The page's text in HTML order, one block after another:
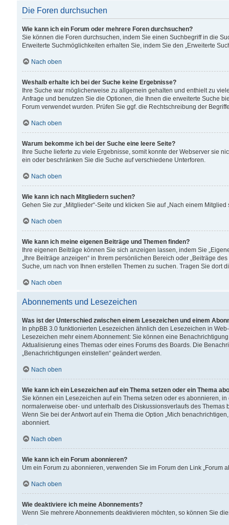
Die Foren durchsuchen
Wie kann ich ein Forum oder mehrere Foren durchsuchen?
Sie können die Foren durchsuchen, indem Sie einen Suchbegriff in die
Erweiterte Suchmöglichkeiten erhalten Sie, indem Sie den „Erweiterte
Nach oben
Weshalb erhalte ich bei der Suche keine Ergebnisse?
Ihre Suche war möglicherweise zu allgemein gehalten und enthielt zu
Anfrage und benutzen Sie die Optionen, die Ihnen die erweiterte Suche
Forum verwendet wurden. Prüfen Sie ggf. die Rechtschreibung der
Nach oben
Warum bekomme ich bei der Suche eine leere Seite?
Ihre Suche lieferte zu viele Ergebnisse, somit konnte der Webserver sie
ein oder beschränken Sie die Suche auf verschiedene Unterforen.
Nach oben
Wie kann ich nach Mitgliedern suchen?
Gehen Sie zur „Mitglieder“-Seite und klicken Sie auf „Nach einem Mitglied
Nach oben
Wie kann ich meine eigenen Beiträge und Themen finden?
Ihre eigenen Beiträge können Sie sich anzeigen lassen, indem Sie
„Ihre Beiträge anzeigen“ in Ihrem persönlichen Bereich oder „Beiträge
Suche, um nach von Ihnen erstellen Themen zu suchen. Tragen Sie dort
Nach oben
Abonnements und Lesezeichen
Was ist der Unterschied zwischen einem Lesezeichen und einem
In phpBB 3.0 funktionierten Lesezeichen ähnlich den Lesezeichen in
Lesezeichen mehr einem Abonnement: Sie können eine
Aktualisierung eines Themas oder eines Forums des Boards. Die
„Benachrichtigungen einstellen“ geändert werden.
Nach oben
Wie kann ich ein Lesezeichen auf ein Thema setzen oder ein Thema
Sie können ein Lesezeichen auf ein Thema setzen oder es abonnieren,
normalerweise ober- und unterhalb des Diskussionsverlaufs des Themas
Wenn Sie bei der Antwort auf ein Thema die Option „Mich
abonniert.
Nach oben
Wie kann ich ein Forum abonnieren?
Um ein Forum zu abonnieren, verwenden Sie im Forum den Link „Forum
Nach oben
Wie deaktiviere ich meine Abonnements?
Wenn Sie mehrere Abonnements deaktivieren möchten, so können Sie